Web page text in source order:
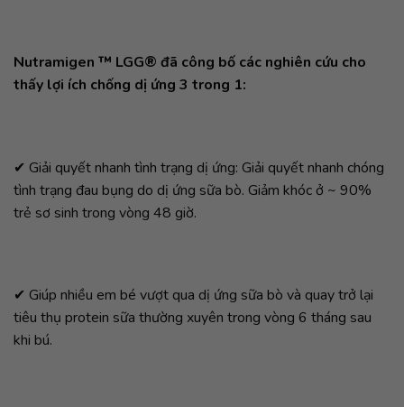
Nutramigen ™ LGG® đã công bố các nghiên cứu cho
thấy lợi ích chống dị ứng 3 trong 1:
✔ Giải quyết nhanh tình trạng dị ứng: Giải quyết nhanh chóng
tình trạng đau bụng do dị ứng sữa bò. Giảm khóc ở ~ 90%
trẻ sơ sinh trong vòng 48 giờ.
✔ Giúp nhiều em bé vượt qua dị ứng sữa bò và quay trở lại
tiêu thụ protein sữa thường xuyên trong vòng 6 tháng sau
khi bú.